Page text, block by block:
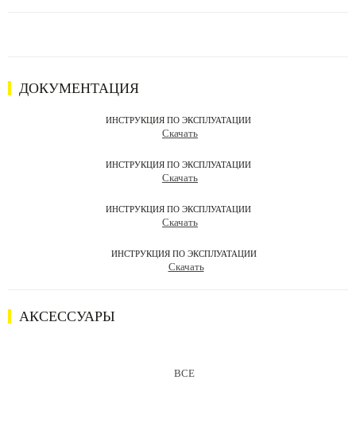
ДОКУМЕНТАЦИЯ
ИНСТРУКЦИЯ ПО ЭКСПЛУАТАЦИИ
Скачать
ИНСТРУКЦИЯ ПО ЭКСПЛУАТАЦИИ
Скачать
ИНСТРУКЦИЯ ПО ЭКСПЛУАТАЦИИ
Скачать
ИНСТРУКЦИЯ ПО ЭКСПЛУАТАЦИИ
Скачать
АКСЕССУАРЫ
ВСЕ